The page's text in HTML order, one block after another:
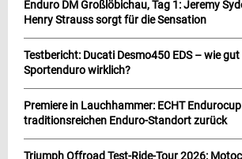
Enduro DM Großlöbichau, Tag 1: Jeremy
Henry Strauss sorgt für die Sensation
Testbericht: Ducati Desmo450 EDS – wie
Sportenduro wirklich?
Premiere in Lauchhammer: ECHT
traditionsreichen Enduro-Standort zurück
Triumph Offroad Test-Ride-Tour 2026: